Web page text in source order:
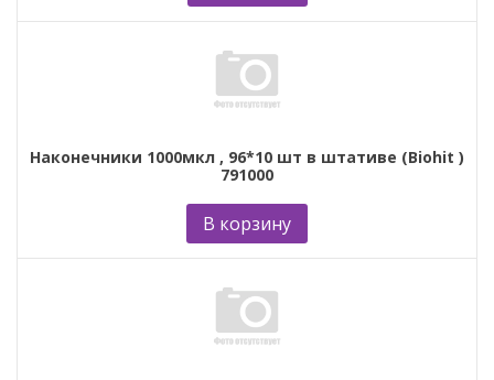
Наконечники 1000мкл , 96*10 шт в штативе (Biohit )
791000
В корзину